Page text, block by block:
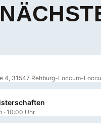
4, 31547 Rehburg-Loccum-
· 10:00 Uhr